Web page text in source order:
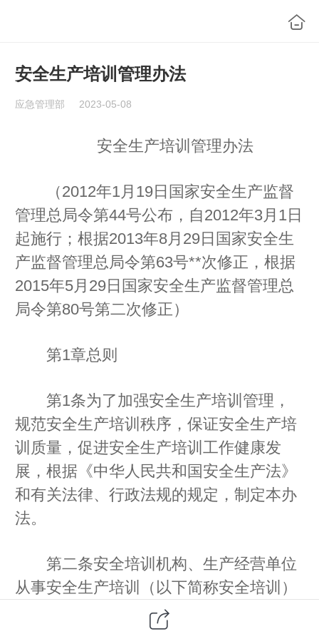
安全生产培训管理办法
应急管理部 2023-05-08
安全生产培训管理办法
（2012年1月19日国家安全生产监督
管理总局令第44号公布，自2012年3月1日
起施行；根据2013年8月29日国家安全生
产监督管理总局令第63号**次修正，根据
2015年5月29日国家安全生产监督管理总
局令第80号第二次修正）
第1章总则
第1条为了加强安全生产培训管理，
规范安全生产培训秩序，保证安全生产培
训质量，促进安全生产培训工作健康发
展，根据《中华人民共和国安全生产法》
和有关法律、行政法规的规定，制定本办
法。
第二条安全培训机构、生产经营单位
从事安全生产培训（以下简称安全培训）
活动以及安全生产监督管理部门、煤矿安
全监察机构、地方人民政府负责煤矿安全